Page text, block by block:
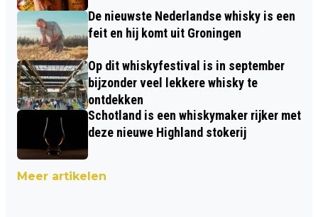
De nieuwste Nederlandse whisky is een
feit en hij komt uit Groningen
Op dit whiskyfestival is in september
bijzonder veel lekkere whisky te
ontdekken
Schotland is een whiskymaker rijker met
deze nieuwe Highland stokerij
Meer artikelen